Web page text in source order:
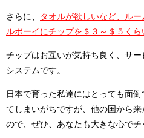
さらに、
タオルが欲しいなど、ル
ルボーイにチップを＄３～＄５くら
チップはお互いが気持ち良く、サ
システムです。
日本で育った私達にはとっても面
てしまいがちですが、他の国から
ので、ぜひ、あなたも大きな心でチ